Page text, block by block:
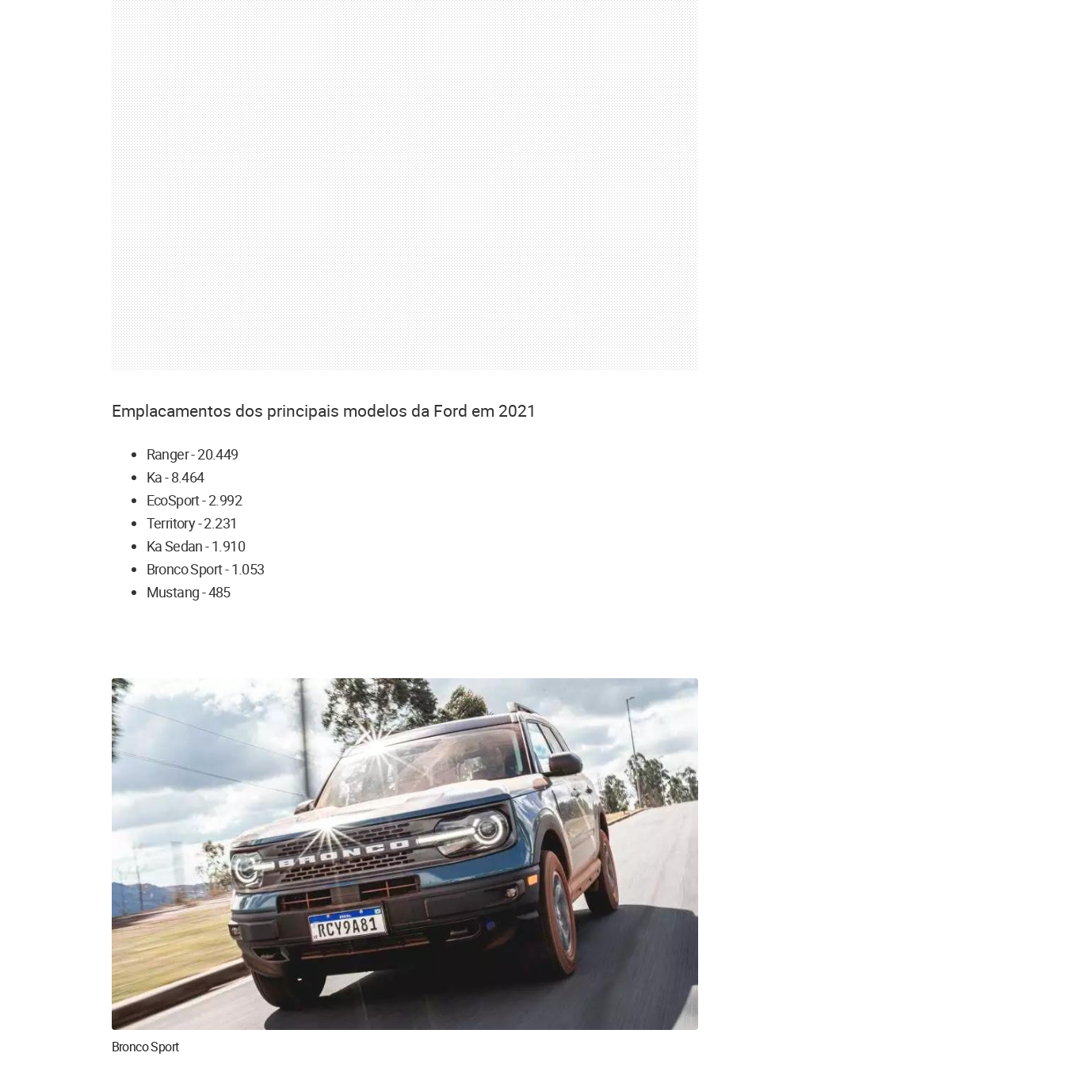
Emplacamentos dos principais modelos da Ford em 2021
Ranger - 20.449
Ka - 8.464
EcoSport - 2.992
Territory - 2.231
Ka Sedan - 1.910
Bronco Sport - 1.053
Mustang - 485
Bronco Sport